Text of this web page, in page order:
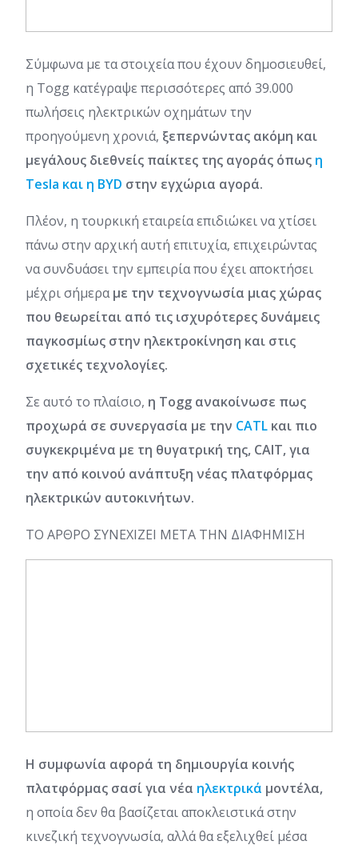
Σύμφωνα με τα στοιχεία που έχουν δημοσιευθεί,
η Togg κατέγραψε περισσότερες από 39.000
πωλήσεις ηλεκτρικών οχημάτων την
προηγούμενη χρονιά, ξεπερνώντας ακόμη και
μεγάλους διεθνείς παίκτες της αγοράς όπως η
Tesla και η BYD στην εγχώρια αγορά.
Πλέον, η τουρκική εταιρεία επιδιώκει να χτίσει
πάνω στην αρχική αυτή επιτυχία, επιχειρώντας
να συνδυάσει την εμπειρία που έχει αποκτήσει
μέχρι σήμεραμε την τεχνογνωσία μιας χώρας
που θεωρείται από τις ισχυρότερες δυνάμεις
παγκοσμίως στην ηλεκτροκίνηση και στις
σχετικές τεχνολογίες.
Σε αυτό το πλαίσιο, η Togg ανακοίνωσε πως
προχωρά σε συνεργασία με την CATL και πιο
συγκεκριμένα με τη θυγατρική της, CAIT, για
την από κοινού ανάπτυξη νέας πλατφόρμας
ηλεκτρικών αυτοκινήτων.
ΤΟ ΑΡΘΡΟ ΣΥΝΕΧΙΖΕΙ ΜΕΤΑ ΤΗΝ ΔΙΑΦΗΜΙΣΗ
Η συμφωνία αφορά τη δημιουργία κοινής
πλατφόρμας σασί για νέα ηλεκτρικά μοντέλα,
η οποία δεν θα βασίζεται αποκλειστικά στην
κινεζική τεχνογνωσία, αλλά θα εξελιχθεί μέσα